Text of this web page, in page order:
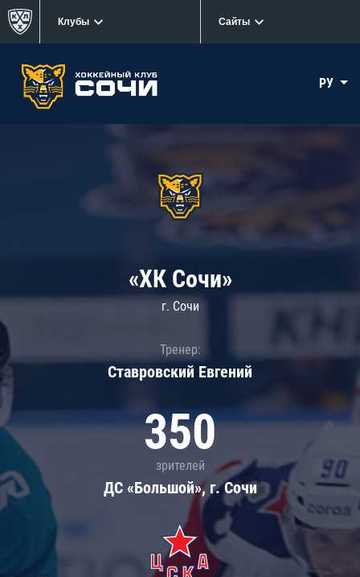
Клубы Сайты
РУ
«ХК Сочи»
г. Сочи
Тренер:
Ставровский Евгений
350
зрителей
ДС «Большой», г. Сочи